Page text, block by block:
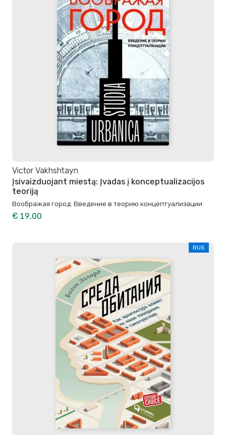
Victor Vakhshtayn
Įsivaizduojant miestą: Įvadas į konceptualizacijos
teoriją
Воображая город: Введение в теорию концептуализации
€ 19,00
RUS